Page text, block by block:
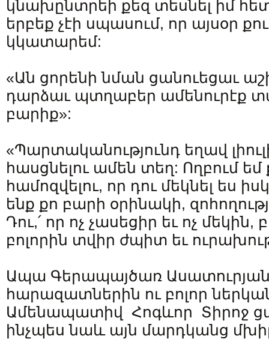
կնախընտրեի քեզ տեսնել իմ
երբեք չէի սպասում, որ այսօր
կկատարեմ:
«Ան ցորենի նման ցանուեցաւ
դարձաւ պտղաբեր ամենուրէք
բարիք»:
«Պարտականությունդ եղավ
հասցնելու ամեն տեղ: Ողբում
համոզվելու, որ դու մեկնել ես
ենք քո բարի օրինակի,
Դու,՛ որ ոչ չասեցիր եւ ոչ
բոլորին տվիր ժպիտ եւ
Ապա Գերապայծառ
հարազատներին ու բոլոր
Ամենապատիվ Հոգևոր Տիրոջ
ինչպես նաև այն մարդկանց